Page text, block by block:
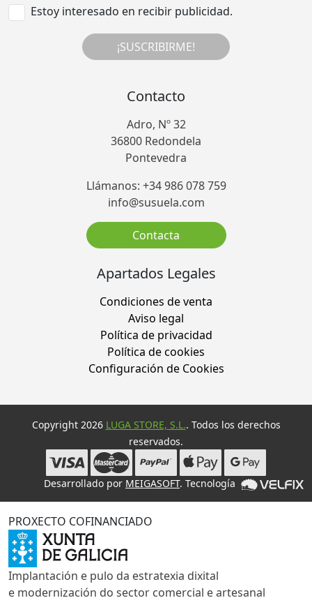
Estoy interesado en recibir publicidad.
¡SUSCRIBIRME!
Contacto
Adro, Nº 32
36800 Redondela
Pontevedra
Llámanos: +34 986 078 759
info@susuela.com
Contacta
Apartados Legales
Condiciones de venta
Aviso legal
Política de privacidad
Política de cookies
Configuración de Cookies
Copyright 2026 LUGA STORE, S.L.. Todos los derechos
reservados.
Desarrollado por MEIGASOFT. Tecnología
PROXECTO COFINANCIADO
Implantación e pulo da estratexia dixital
e modernización do sector comercial e artesanal